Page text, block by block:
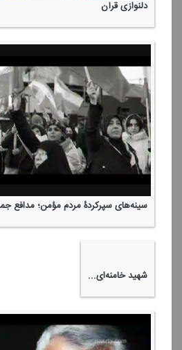
تا نفس میكشم، اجازه نخواهم داد كه
كنند